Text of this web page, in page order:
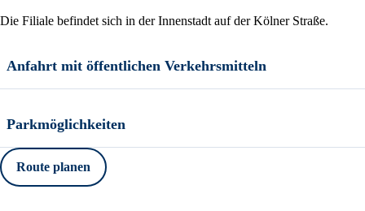
Die Filiale befindet sich in der Innenstadt auf der Kölner Straße.
Anfahrt mit öffentlichen Verkehrsmitteln
Parkmöglichkeiten
Route planen